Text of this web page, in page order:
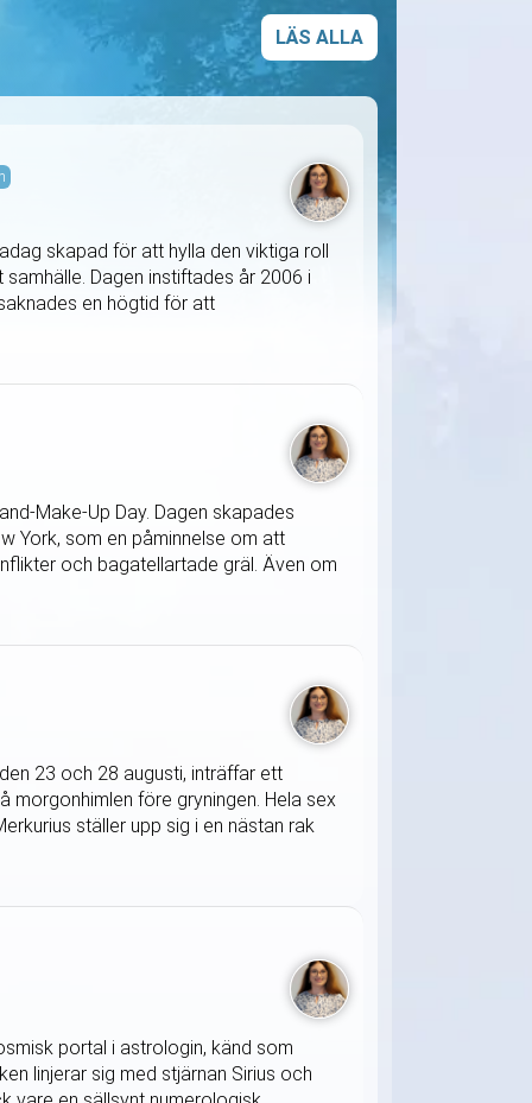
LÄS ALLA
skapad för att hylla den viktiga roll
Dagen instiftades år 2006 i
en högtid för att
Make-Up Day. Dagen skapades
York, som en påminnelse om att
och bagatellartade gräl. Även om
23 och 28 augusti, inträffar ett
före gryningen. Hela sex
ställer upp sig i en nästan rak
portal i astrologin, känd som
linjerar sig med stjärnan Sirius och